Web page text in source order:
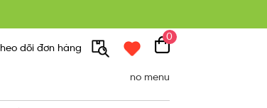
dõi đơn hàng
0
no menu